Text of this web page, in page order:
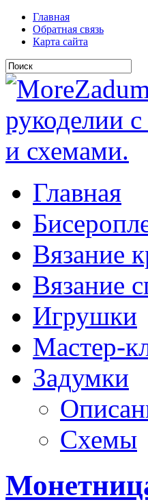
Главная
Обратная связь
Карта сайта
Главная
Вязание
Вязание
Игрушки
Мастер-
Задумки
Схемы